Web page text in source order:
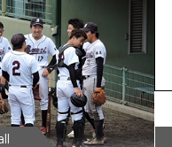
2022年10月14日
秋季大会V 四国3